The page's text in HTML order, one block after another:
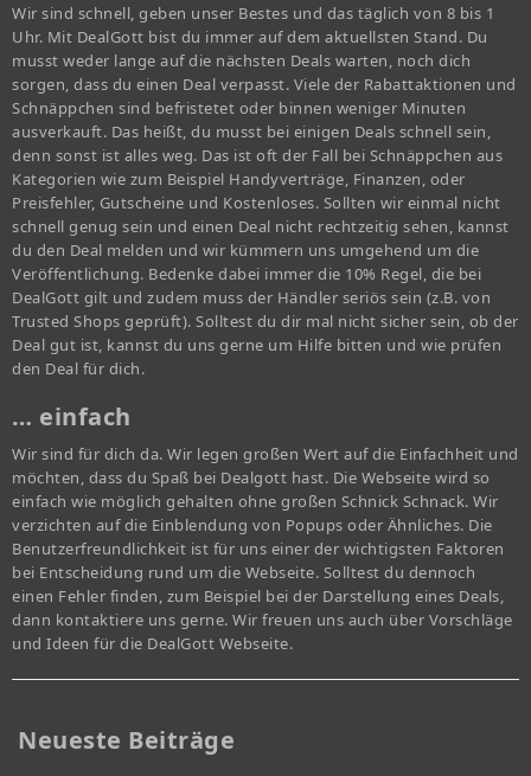
Wir sind schnell, geben unser Bestes und das täglich von 8 bis 1
Uhr. Mit DealGott bist du immer auf dem aktuellsten Stand. Du
musst weder lange auf die nächsten Deals warten, noch dich
sorgen, dass du einen Deal verpasst. Viele der Rabattaktionen und
Schnäppchen sind befristetet oder binnen weniger Minuten
ausverkauft. Das heißt, du musst bei einigen Deals schnell sein,
denn sonst ist alles weg. Das ist oft der Fall bei Schnäppchen aus
Kategorien wie zum Beispiel Handyverträge, Finanzen, oder
Preisfehler, Gutscheine und Kostenloses. Sollten wir einmal nicht
schnell genug sein und einen Deal nicht rechtzeitig sehen, kannst
du den Deal melden und wir kümmern uns umgehend um die
Veröffentlichung. Bedenke dabei immer die 10% Regel, die bei
DealGott gilt und zudem muss der Händler seriös sein (z.B. von
Trusted Shops geprüft). Solltest du dir mal nicht sicher sein, ob der
Deal gut ist, kannst du uns gerne um Hilfe bitten und wie prüfen
den Deal für dich.
… einfach
Wir sind für dich da. Wir legen großen Wert auf die Einfachheit und
möchten, dass du Spaß bei Dealgott hast. Die Webseite wird so
einfach wie möglich gehalten ohne großen Schnick Schnack. Wir
verzichten auf die Einblendung von Popups oder Ähnliches. Die
Benutzerfreundlichkeit ist für uns einer der wichtigsten Faktoren
bei Entscheidung rund um die Webseite. Solltest du dennoch
einen Fehler finden, zum Beispiel bei der Darstellung eines Deals,
dann kontaktiere uns gerne. Wir freuen uns auch über Vorschläge
und Ideen für die DealGott Webseite.
Neueste Beiträge